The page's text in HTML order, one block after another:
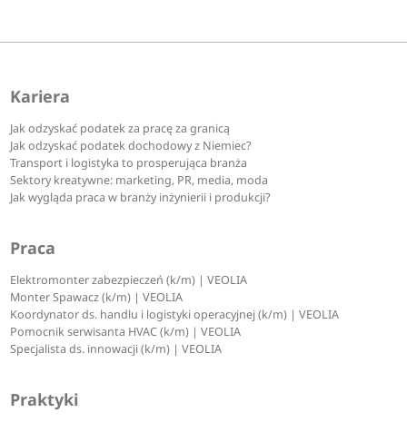
Kariera
Jak odzyskać podatek za pracę za granicą
Jak odzyskać podatek dochodowy z Niemiec?
Transport i logistyka to prosperująca branża
Sektory kreatywne: marketing, PR, media, moda
Jak wygląda praca w branży inżynierii i produkcji?
Praca
Elektromonter zabezpieczeń (k/m) | VEOLIA
Monter Spawacz (k/m) | VEOLIA
Koordynator ds. handlu i logistyki operacyjnej (k/m) | VEOLIA
Pomocnik serwisanta HVAC (k/m) | VEOLIA
Specjalista ds. innowacji (k/m) | VEOLIA
Praktyki